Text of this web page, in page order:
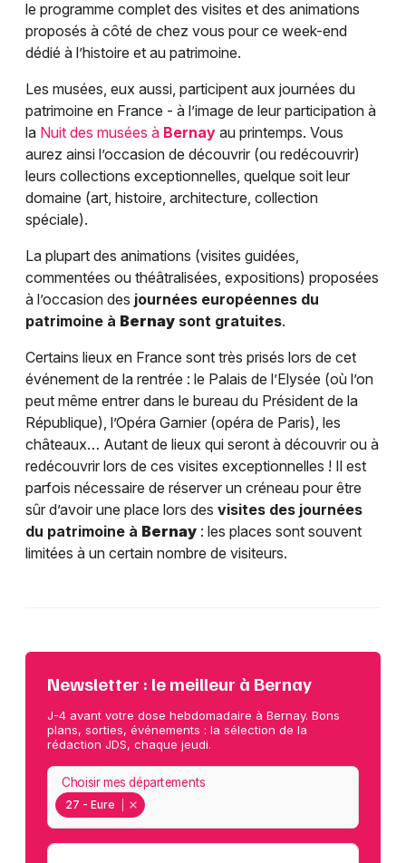
le programme complet des visites et des animations
proposés à côté de chez vous pour ce week-end
dédié à l’histoire et au patrimoine.
Les musées, eux aussi, participent aux journées du
patrimoine en France - à l’image de leur participation à
la Nuit des musées à Bernay au printemps. Vous
aurez ainsi l’occasion de découvrir (ou redécouvrir)
leurs collections exceptionnelles, quelque soit leur
domaine (art, histoire, architecture, collection
spéciale).
La plupart des animations (visites guidées,
commentées ou théâtralisées, expositions) proposées
à l’occasion des journées européennes du
patrimoine à Bernay sont gratuites.
Certains lieux en France sont très prisés lors de cet
événement de la rentrée : le Palais de l’Elysée (où l’on
peut même entrer dans le bureau du Président de la
République), l’Opéra Garnier (opéra de Paris), les
châteaux… Autant de lieux qui seront à découvrir ou à
redécouvrir lors de ces visites exceptionnelles ! Il est
parfois nécessaire de réserver un créneau pour être
sûr d’avoir une place lors des visites des journées
du patrimoine à Bernay : les places sont souvent
limitées à un certain nombre de visiteurs.
Newsletter : le meilleur à Bernay
J-4 avant votre dose hebdomadaire à Bernay. Bons
plans, sorties, événements : la sélection de la
rédaction JDS, chaque jeudi.
27 - Eure
Choisir mes départements